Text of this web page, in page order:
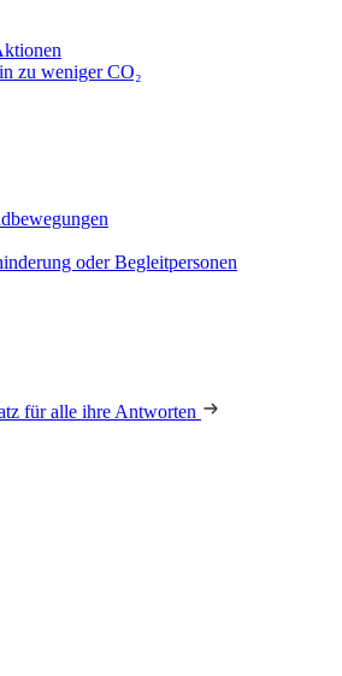
zu weniger CO₂
oder Begleitpersonen
für alle ihre Antworten